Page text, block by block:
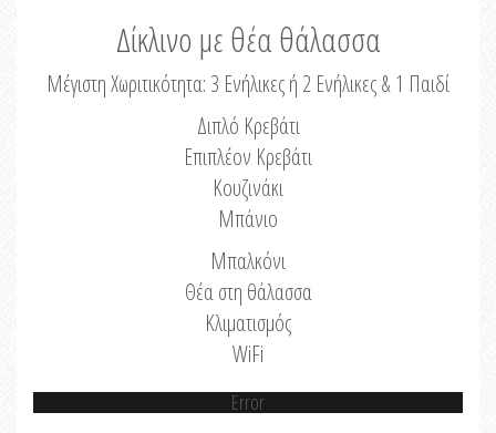
Δίκλινο με θέα θάλασσα
Μέγιστη Χωριτικότητα: 3 Ενήλικες ή 2 Ενήλικες & 1 Παιδί
Διπλό Κρεβάτι
Επιπλέον Κρεβάτι
Κουζινάκι
Μπάνιο
Μπαλκόνι
Θέα στη θάλασσα
Κλιματισμός
WiFi
Error